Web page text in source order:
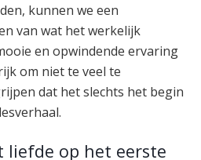
kunnen we een
van wat het werkelijk
en opwindende ervaring
om niet te veel te
dat het slechts het begin
liefde op het eerste